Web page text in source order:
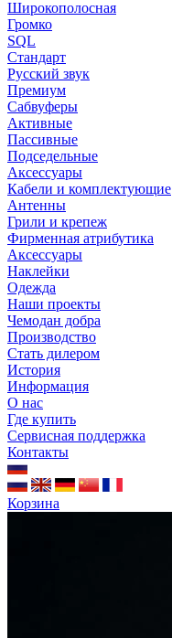
Широкополосная
Громко
SQL
Стандарт
Русский звук
Премиум
Сабвуферы
Активные
Пассивные
Подседельные
Аксессуары
Кабели и комплектующие
Антенны
Грили и крепеж
Фирменная атрибутика
Аксессуары
Наклейки
Одежда
Наши проекты
Чемодан добра
Производство
Стать дилером
История
Информация
О нас
Где купить
Сервисная поддержка
Контакты
Корзина